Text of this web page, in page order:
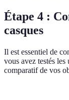
Étape 4 :
casques
Il est essentiel de
vous avez testés
comparatif de vos